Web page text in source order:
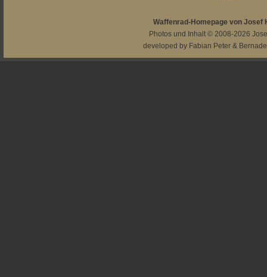
Waffenrad-Homepage von Josef
Photos und Inhalt © 2008-2026
developed by Fabian Peter &